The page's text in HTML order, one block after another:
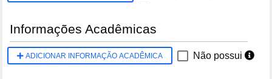
Informações Acadêmicas
ADICIONAR INFORMAÇÃO ACADÊMICA Não possui